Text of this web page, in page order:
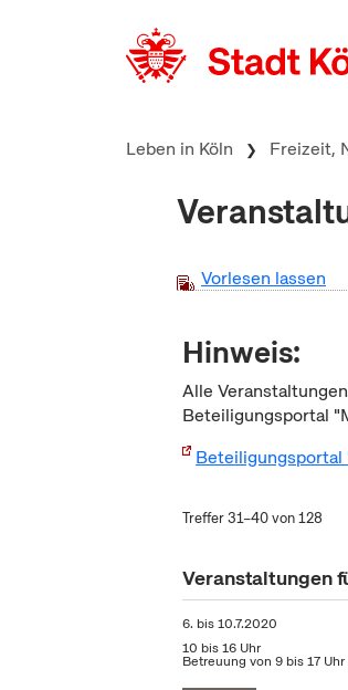
Leben in Köln Freizeit,
Vorlesen lassen
Hinweis:
Alle
Beteiligungsportal
Beteiligungsportal
Treffer 31–40 von 128
Veranstaltungen
6. bis10.7.2020
10 bis 16 Uhr
Betreuung von 9 bis 17